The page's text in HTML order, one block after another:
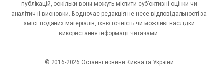
публікацій, оскільки вони можуть містити суб’єктивні оцінки чи
аналітичні висновки. Водночас редакція не несе відповідальності за
зміст поданих матеріалів, їхню точність чи можливі наслідки
використання інформації читачами.
© 2016-2026 Останні новини Києва та України